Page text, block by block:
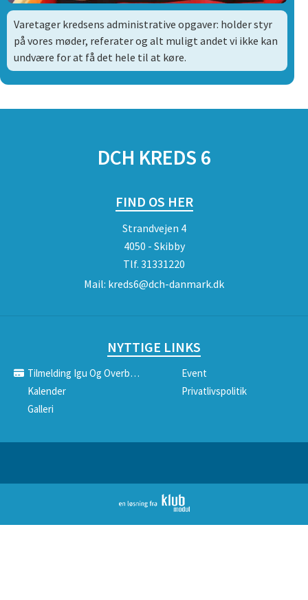
Varetager kredsens administrative opgaver: holder styr
på vores møder, referater og alt muligt andet vi ikke kan
undvære for at få det hele til at køre.
DCH KREDS 6
FIND OS HER
Strandvejen 4
4050 - Skibby
Tlf. 31331220
Mail: kreds6@dch-danmark.dk
NYTTIGE LINKS
Tilmelding Igu Og Overbygning
Event
Kalender
Privatlivspolitik
Galleri